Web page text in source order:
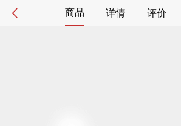
商品 详情 评价